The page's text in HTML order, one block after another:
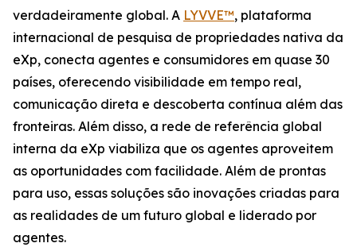
verdadeiramente global. A LYVVE™, plataforma
internacional de pesquisa de propriedades nativa da
eXp, conecta agentes e consumidores em quase 30
países, oferecendo visibilidade em tempo real,
comunicação direta e descoberta contínua além das
fronteiras. Além disso, a rede de referência global
interna da eXp viabiliza que os agentes aproveitem
as oportunidades com facilidade. Além de prontas
para uso, essas soluções são inovações criadas para
as realidades de um futuro global e liderado por
agentes.